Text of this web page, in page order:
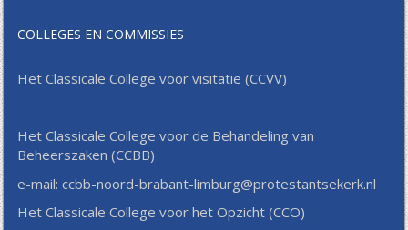
COLLEGES EN COMMISSIES
Het Classicale College voor visitatie (CCVV)
Het Classicale College voor de Behandeling van
Beheerszaken (CCBB)
e-mail: ccbb-noord-brabant-limburg@protestantsekerk.nl
Het Classicale College voor het Opzicht (CCO)